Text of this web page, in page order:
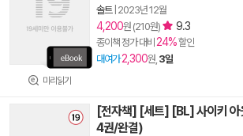
미리읽기
솔트| 2023년 12월
4,200원 (210원) 9.3
종이책 정가 대비 24%할인
대여가 2,300원, 3일
[전자책] [세트] [BL] 사이키 아
4권/완결)